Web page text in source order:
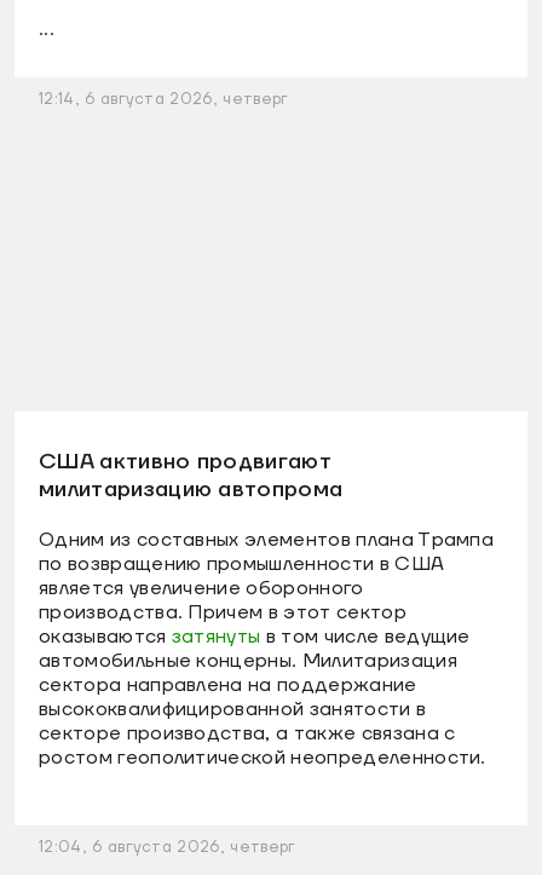
...
12:14, 6 августа 2026, четверг
США активно продвигают
милитаризацию автопрома
Одним из составных элементов плана Трампа
по возвращению промышленности в США
является увеличение оборонного
производства. Причем в этот сектор
оказываются затянуты в том числе ведущие
автомобильные концерны. Милитаризация
сектора направлена на поддержание
высококвалифицированной занятости в
секторе производства, а также связана с
ростом геополитической неопределенности.
12:04, 6 августа 2026, четверг